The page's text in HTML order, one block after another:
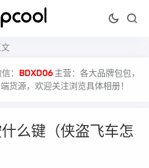
文
： BDXD06 主营：各大品牌包包，
货源，欢迎关注浏览具体相册！
么键（侠盗飞车怎